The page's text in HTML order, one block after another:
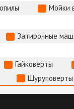
Мойки
Затирочные
Гайковерты